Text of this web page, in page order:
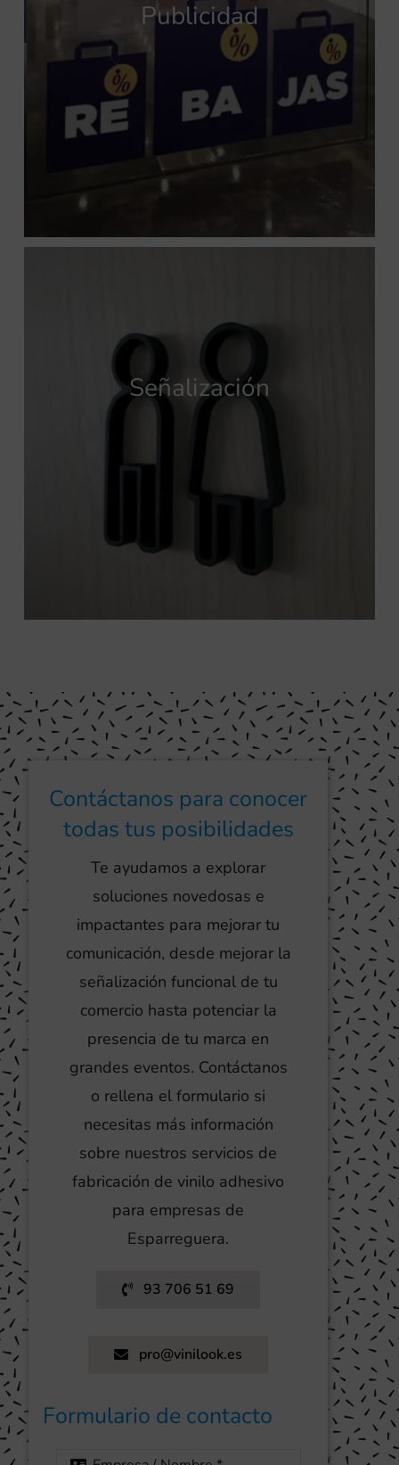
Publicidad
Señalización
Contáctanos para conocer
todas tus posibilidades
Te ayudamos a explorar
soluciones novedosas e
impactantes para mejorar tu
comunicación, desde mejorar la
señalización funcional de tu
comercio hasta potenciar la
presencia de tu marca en
grandes eventos. Contáctanos
o rellena el formulario si
necesitas más información
sobre nuestros servicios de
fabricación de vinilo adhesivo
para empresas de
Esparreguera.
93 706 51 69
pro@vinilook.es
Formulario de contacto